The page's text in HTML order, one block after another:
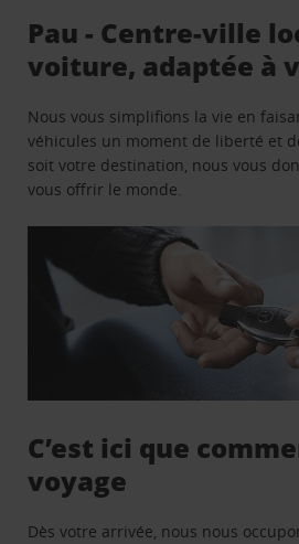
Pau - Centre-ville
voiture, adaptée à
Nous vous simplifions la vie en
véhicules un moment de liberté et
soit votre destination, nous vous
vous offrir le monde.
C’est ici que
voyage
Dès votre arrivée, nous nous